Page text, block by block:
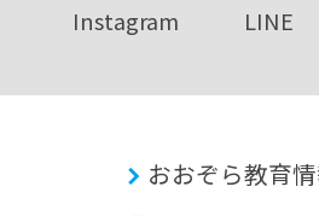
Instagram LINE
おおぞら教育